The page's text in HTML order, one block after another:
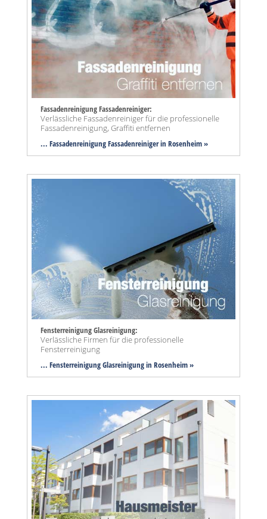
Fassadenreinigung Fassadenreiniger:
Verlässliche Fassadenreiniger für die professionelle
Fassadenreinigung, Graffiti entfernen
... Fassadenreinigung Fassadenreiniger in Rosenheim »
Fensterreinigung Glasreinigung:
Verlässliche Firmen für die professionelle
Fensterreinigung
... Fensterreinigung Glasreinigung in Rosenheim »